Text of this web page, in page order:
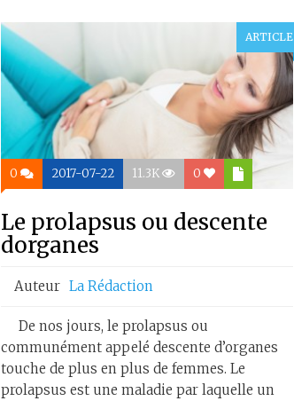
ARTICLE
0 2017-07-22 11.3K 0
Le prolapsus ou descente
dorganes
Auteur La Rédaction
De nos jours, le prolapsus ou
communément appelé descente d’organes
touche de plus en plus de femmes. Le
prolapsus est une maladie par laquelle un